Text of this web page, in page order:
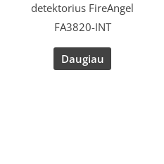
detektorius FireAngel
FA3820-INT
Daugiau